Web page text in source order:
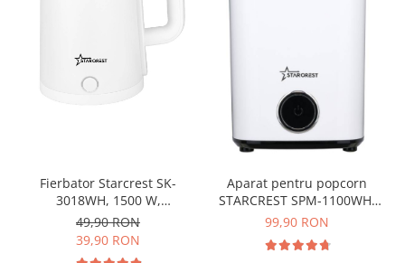
Fierbator Starcrest SK-
3018WH, 1500 W,
Capacitate 1.8 L, Oprire
automata, Alb
49,90 RON
39,90 RON
Aparat pentru popcorn
STARCREST SPM-1100WH,
1100 W, Alb/Negru
99,90 RON